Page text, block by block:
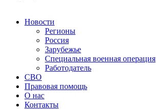
Новости
Регионы
Россия
Зарубежье
Специальная военная операция
Работодатель
СВО
Правовая помощь
О нас
Контакты